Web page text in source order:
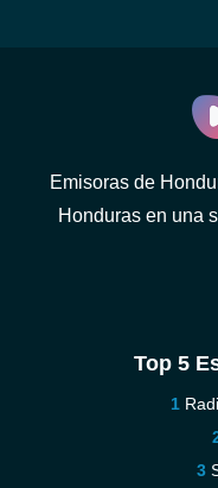
Emisoras de
Honduras en una
Top 5